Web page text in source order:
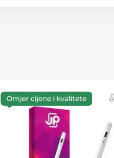
Omjer cijene i kvalitete